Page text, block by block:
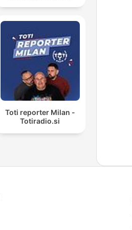
Toti reporter Milan -
Totiradio.si